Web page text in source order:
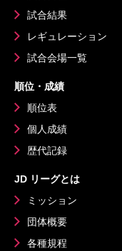
試合結果
レギュレーション
試合会場一覧
順位・成績
順位表
個人成績
歴代記録
JD リーグとは
ミッション
団体概要
各種規程